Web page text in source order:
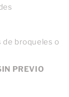
de broqueles o
PREVIO